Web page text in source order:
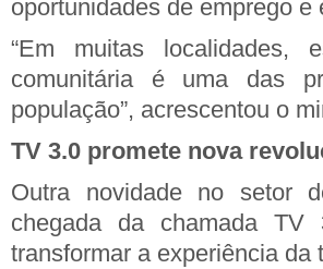
oportunidades de emprego e
“Em muitas localidades,
comunitária é uma das
população”, acrescentou o
TV 3.0 promete nova
Outra novidade no setor
chegada da chamada TV
transformar a experiência da